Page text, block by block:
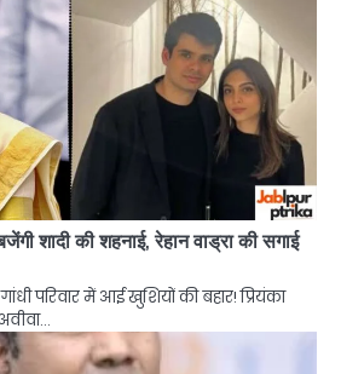
शादी की शहनाई, रेहान वाड्रा की सगाई
परिवार में आई खुशियों की बहार! प्रियंका